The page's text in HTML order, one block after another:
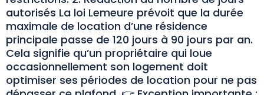
autorisés La loi Lemeure prévoit que la durée
maximale de location d’une résidence
principale passe de 120 jours à 90 jours par an.
Cela signifie qu’un propriétaire qui loue
occasionnellement son logement doit
optimiser ses périodes de location pour ne pas